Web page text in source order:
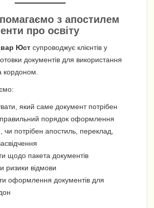
з апостилем
про освіту
Юст супроводжує клієнтів у
документів для використання
кордоном.
який саме документ потрібен
правильний порядок оформлення
чи потрібен апостиль, переклад,
щодо пакета документів
ризики відмови
оформлення документів для